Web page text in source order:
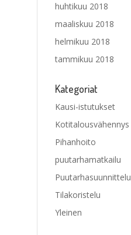
huhtikuu 2018
maaliskuu 2018
helmikuu 2018
tammikuu 2018
Kategoriat
Kausi-istutukset
Kotitalousvähennys
Pihanhoito
puutarhamatkailu
Puutarhasuunnittelu
Tilakoristelu
Yleinen